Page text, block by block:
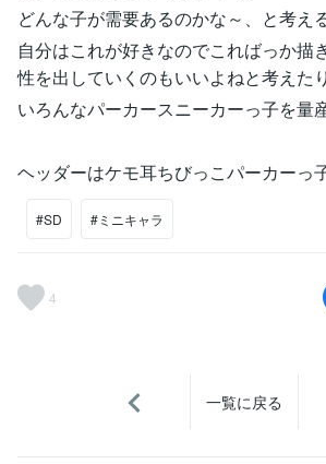
どんな子が需要あるのかな～、と考え
自分はこれが好きなのでこればっか描
性を出していくのもいいよねと考えたり
いろんなパーカースニーカーっ子を
ヘッダーはケモ耳ちびっこパーカーっ
#SD #ミニキャラ
4
一覧に戻る